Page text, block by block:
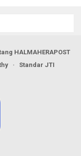
HALMAHERAPOST
Standar JTI